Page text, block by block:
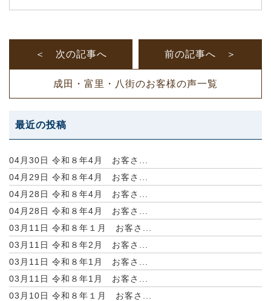
＜ 次の記事へ
成田・富里・八街のお客様の声一覧
前の記事へ ＞
最近の投稿
04月30日 令和８年4月 お客さ...
04月29日 令和８年4月 お客さ...
04月28日 令和８年4月 お客さ...
04月28日 令和８年4月 お客さ...
03月11日 令和８年１月 お客さ...
03月11日 令和８年2月 お客さ...
03月11日 令和８年1月 お客さ...
03月11日 令和８年1月 お客さ...
03月10日 令和８年１月 お客さ...